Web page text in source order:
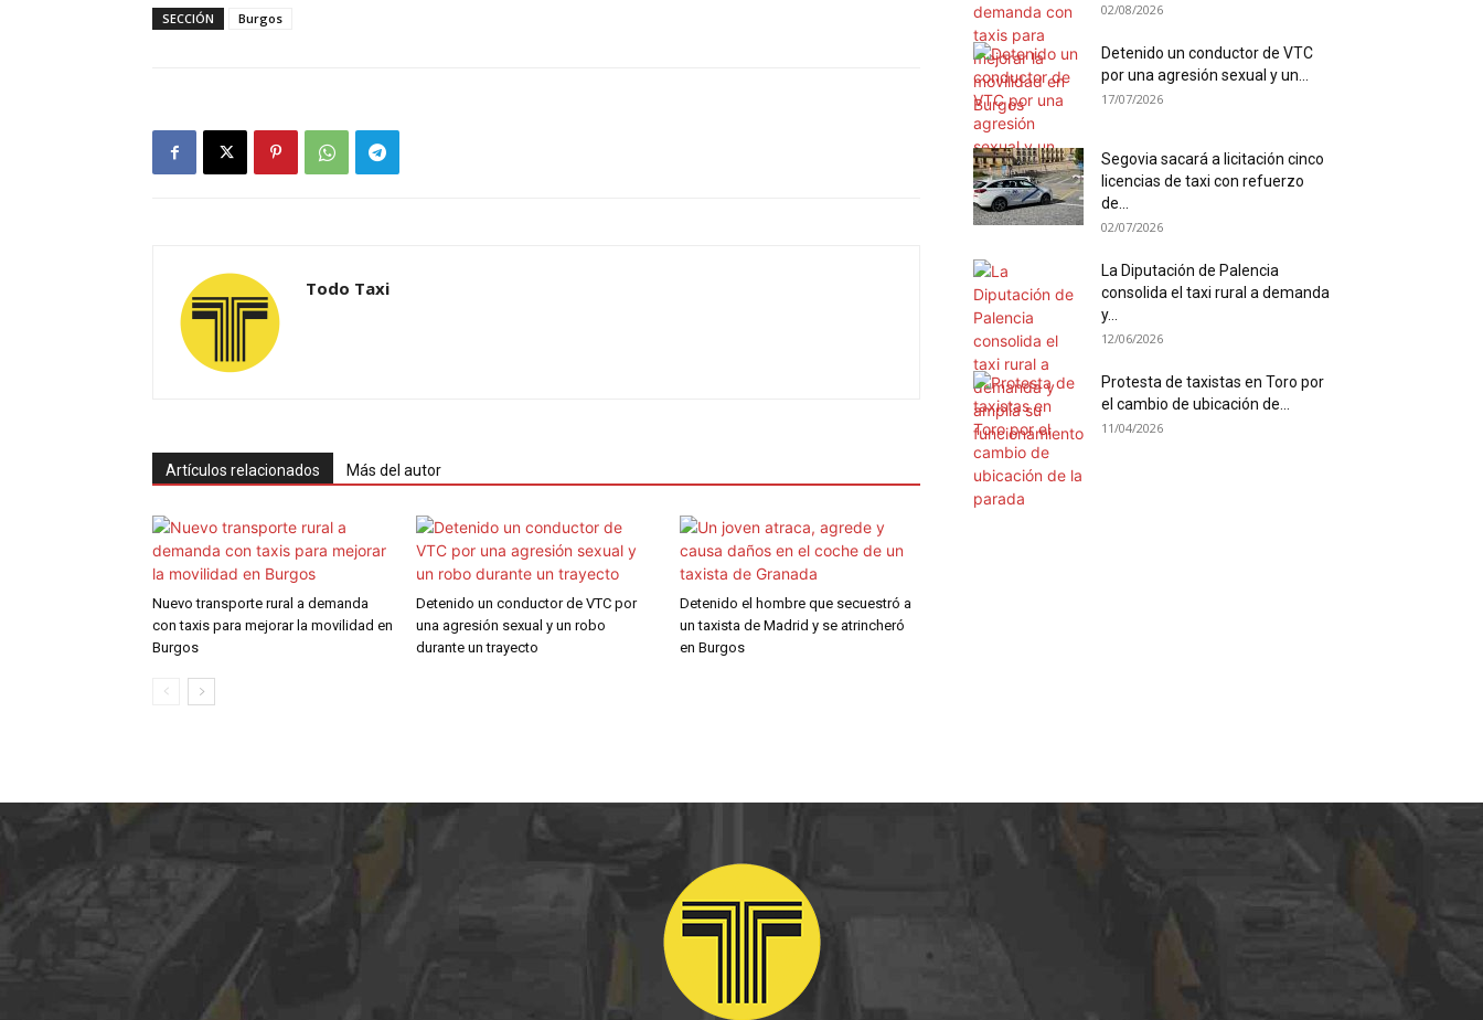
SECCIÓN Burgos
Todo Taxi
Artículos relacionados Más del autor
Nuevo transporte rural a demanda
con taxis para mejorar la movilidad en
Burgos
Detenido un conductor de VTC por
una agresión sexual y un robo
durante un trayecto
Detenido el hombre que secuestró a
un taxista de Madrid y se atrincheró
en Burgos
02/08/2026
Detenido un conductor de VTC
por una agresión sexual y un...
17/07/2026
Segovia sacará a licitación cinco
licencias de taxi con refuerzo
de...
02/07/2026
La Diputación de Palencia
consolida el taxi rural a demanda
y...
12/06/2026
Protesta de taxistas en Toro por
el cambio de ubicación de...
11/04/2026